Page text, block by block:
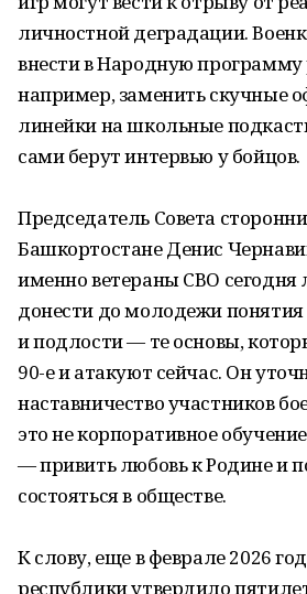
личностной деградации.
внести в Народную программу
например, заменить скучные
линейки на школьные
сами берут интервью у бойцов.
Председатель Совета
Башкортостане Денис
именно ветераны СВО сегодня
донести до молодежи понятия
и подлости — те основы,
90-е и атакуют сейчас. Он
наставничество участников
это не корпоративное
— привить любовь к Родине и
состояться в обществе.
К слову, еще в феврале 2026
республики утвердило